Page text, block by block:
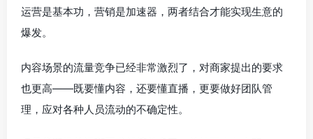
运营是基本功，营销是加速器，两者结合才能实现生意的
爆发。
内容场景的流量竞争已经非常激烈了，对商家提出的要求
也更高——既要懂内容，还要懂直播，更要做好团队管
理，应对各种人员流动的不确定性。